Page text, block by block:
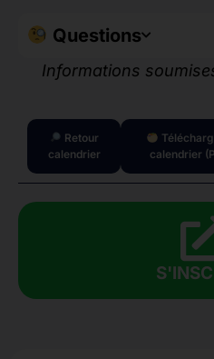
Questions
Informations
Retour
calendrier
calendrier